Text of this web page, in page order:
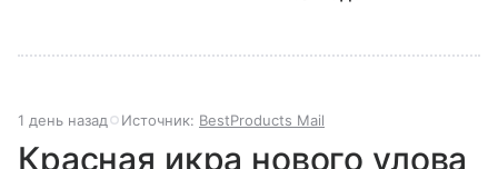
1 день назад Источник: BestProducts Mail
Красная икра нового улова